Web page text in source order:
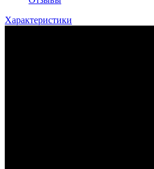
Характеристики